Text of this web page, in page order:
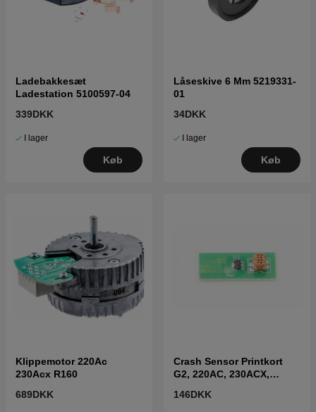
Ladebakkesæt
Ladestation 5100597-04
339DKK
I lager
Køb
Låseskive 6 Mm 5219331-
01
34DKK
I lager
Køb
Klippemotor 220Ac
230Acx R160
689DKK
Crash Sensor Printkort
G2, 220AC, 230ACX,
146DKK